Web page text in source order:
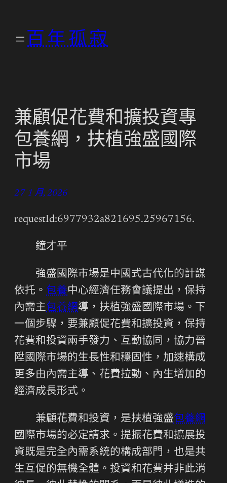
百年孤寂
兼顧促花費和擴投資專
包養網，扶植強盛國際
市場
27 1 月, 2026
requestId:6977932a821695.25967156.
鐘才平
強盛國際市場是中國式古代化的計謀
依托。 包養中心經濟任務會議提出，保持
內需主包養網導，扶植強盛國際市場。下
一個步驟，要兼顧促花費和擴投資，保持
花費和投資兩手發力、互動協同，協力晉
陞國際市場的生長性和穩固性，加速構成
更多由內需主導、花費拉動、內生增加的
經濟成長形式。
兼顧花費和投資，是扶植強盛包養網
國際市場的必定請求。提振花費和擴展投
資既是完全內需系統的構成部門，也是共
生互促的無機全體。投資和花費并非此消